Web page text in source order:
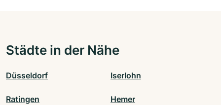
Städte in der Nähe
Düsseldorf Iserlohn
Ratingen Hemer